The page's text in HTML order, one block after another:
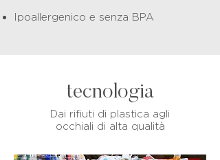
Ipoallergenico e senza BPA
tecnologia
Dai rifiuti di plastica agli
occhiali di alta qualità